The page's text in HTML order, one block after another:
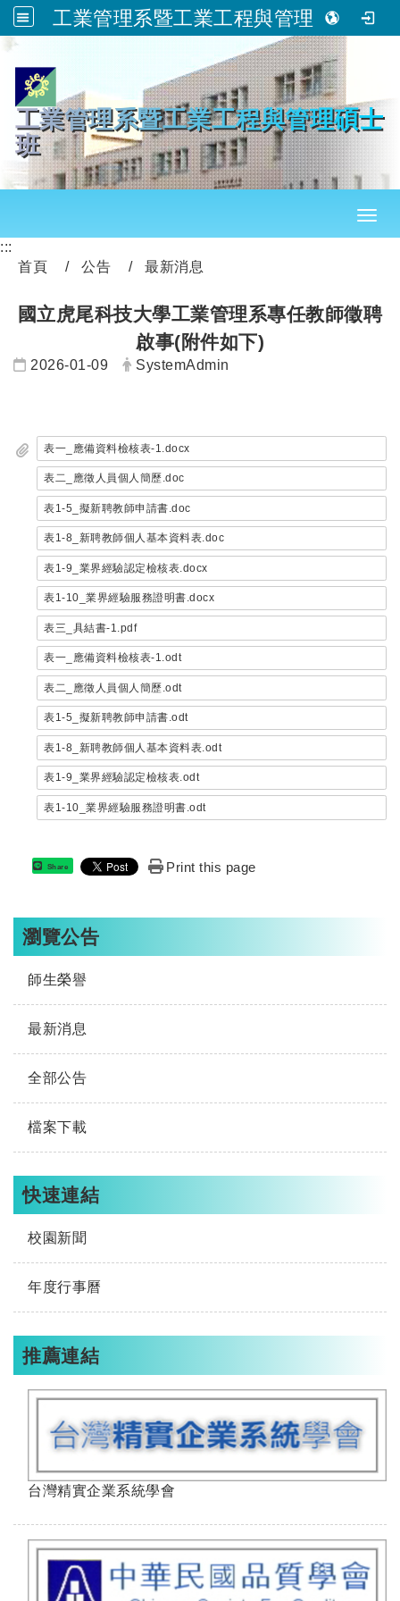
工業管理系暨工業工程與管理碩士班
跳到主要內容
工業管理系暨工業工程與管理碩士
班
:::
首頁
公告 最新消息
國立虎尾科技大學工業管理系專任教師徵聘
啟事(附件如下)
日期：
2026-01-09 發布者：
SystemAdmin
表一_應備資料檢核表-1.docx
表二_應徵人員個人簡歷.doc
表1-5_擬新聘教師申請書.doc
表1-8_新聘教師個人基本資料表.doc
表1-9_業界經驗認定檢核表.docx
表1-10_業界經驗服務證明書.docx
表三_具結書-1.pdf
表一_應備資料檢核表-1.odt
表二_應徵人員個人簡歷.odt
表1-5_擬新聘教師申請書.odt
表1-8_新聘教師個人基本資料表.odt
表1-9_業界經驗認定檢核表.odt
表1-10_業界經驗服務證明書.odt
Share Print this page
瀏覽公告
師生榮譽
最新消息
全部公告
檔案下載
快速連結
校園新聞
年度行事曆
推薦連結
台灣精實企業系統學會